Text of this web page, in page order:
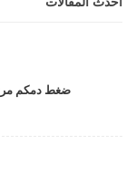
ضغط دمكم